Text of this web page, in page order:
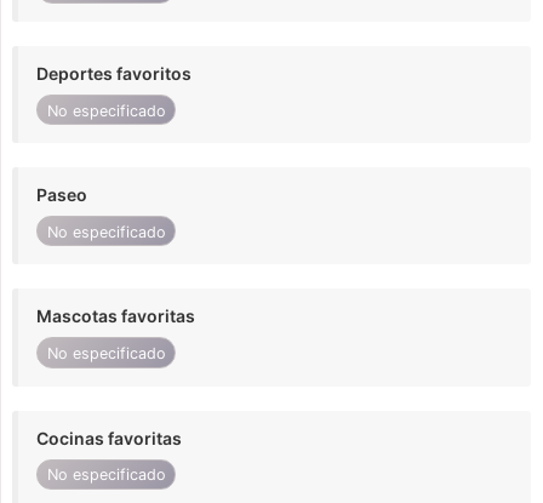
Deportes favoritos
No especificado
Paseo
No especificado
Mascotas favoritas
No especificado
Cocinas favoritas
No especificado